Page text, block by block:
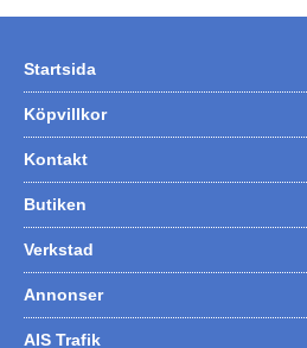
Startsida
Köpvillkor
Kontakt
Butiken
Verkstad
Annonser
AIS Trafik